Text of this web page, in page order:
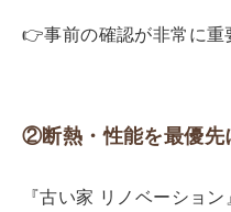
👉事前の確認が非常に重
②断熱・性能を最優先
『古い家 リノベーション